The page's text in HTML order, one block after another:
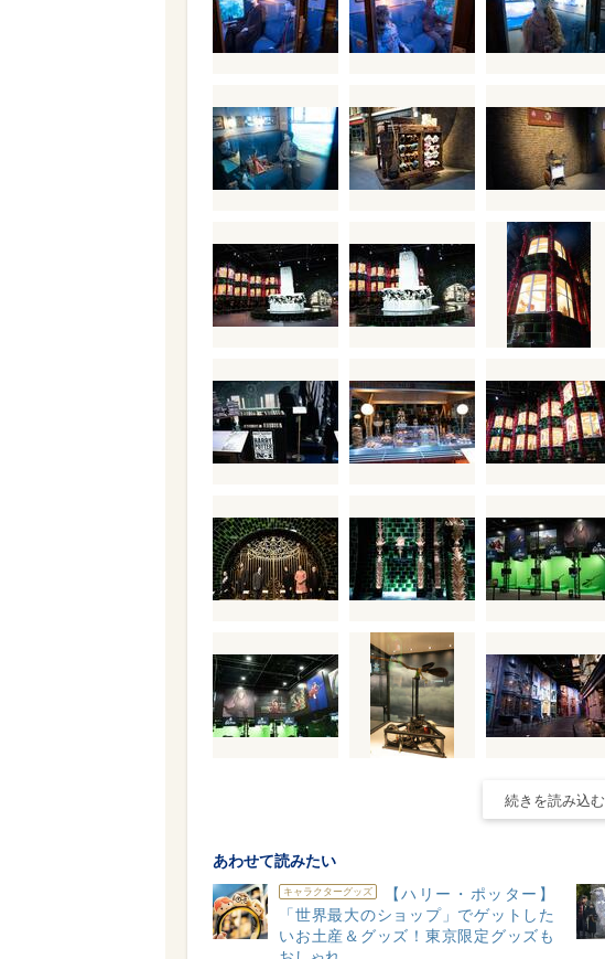
続きを読み込む
あわせて読みたい
キャラクターグッズ
【ハリー・ポッター】
「世界最大のショップ」でゲットした
いお土産＆グッズ！東京限定グッズも